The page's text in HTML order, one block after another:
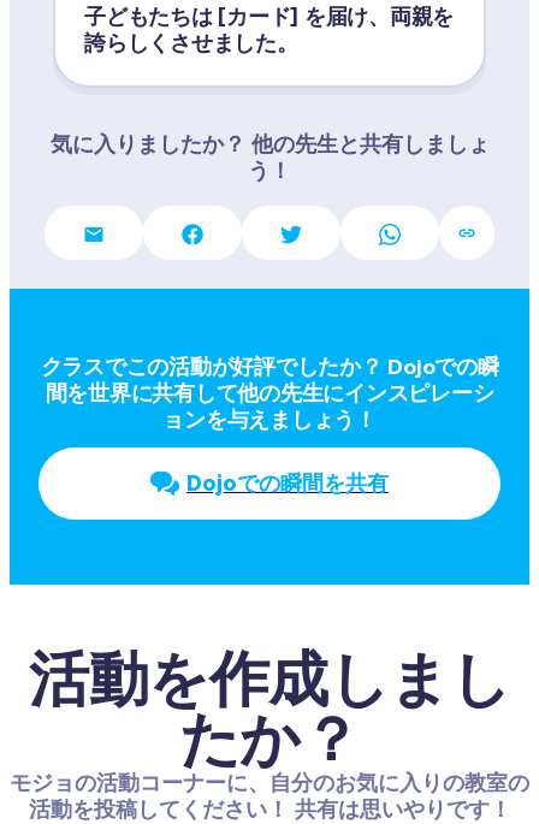
子どもたちは [カード] を届け、両親を
誇らしくさせました。
気に入りましたか？ 他の先生と共有しましょ
う！
クラスでこの活動が好評でしたか？ Dojoでの瞬
間を世界に共有して他の先生にインスピレーシ
ョンを与えましょう！
Dojoでの瞬間を共有
活動を作成しまし
たか？
モジョの活動コーナーに、自分のお気に入りの教室の
活動を投稿してください！ 共有は思いやりです！